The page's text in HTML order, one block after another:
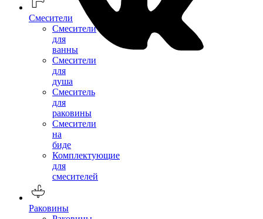
Смесители
Смесители
для
ванны
Смесители
для
душа
Смеситель
для
раковины
Смесители
на
биде
Комплектующие
для
смесителей
Раковины